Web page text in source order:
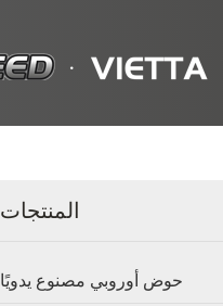
المنتجات
حوض أوروبي مصنوع يدويًا